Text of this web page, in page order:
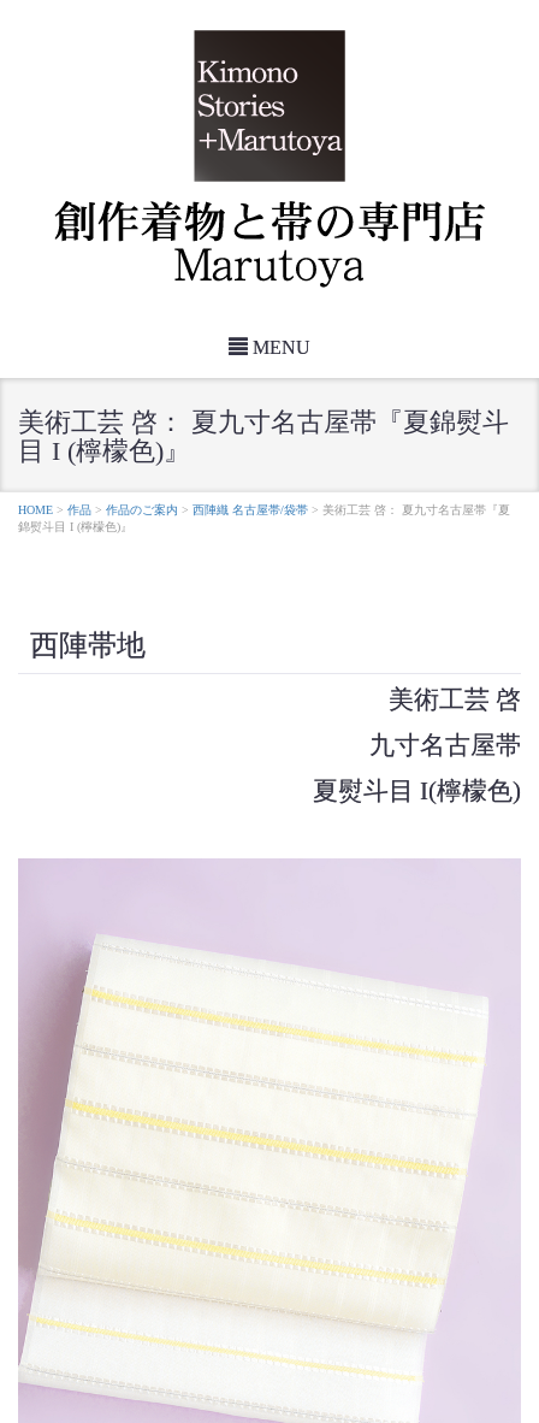
MENU
美術工芸 啓： 夏九寸名古屋帯『夏錦熨斗
目 I (檸檬色)』
HOME > 作品 > 作品のご案内 > 西陣織 名古屋帯/袋帯 > 美術工芸 啓： 夏九寸名古屋帯『夏
錦熨斗目 I (檸檬色)』
西陣帯地
美術工芸 啓
九寸名古屋帯
夏熨斗目 I(檸檬色)